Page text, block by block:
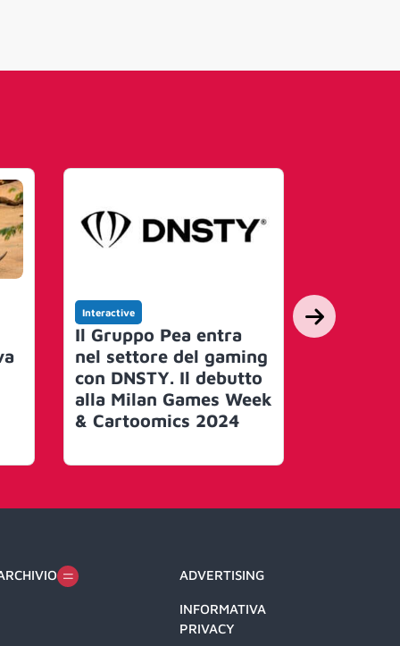
Interactive
Il Gruppo Pea entra
nel settore del gaming
con DNSTY. Il debutto
alla Milan Games Week
& Cartoomics 2024
Interactive
L’AI
ADVERTISING
INFORMATIVA
PRIVACY